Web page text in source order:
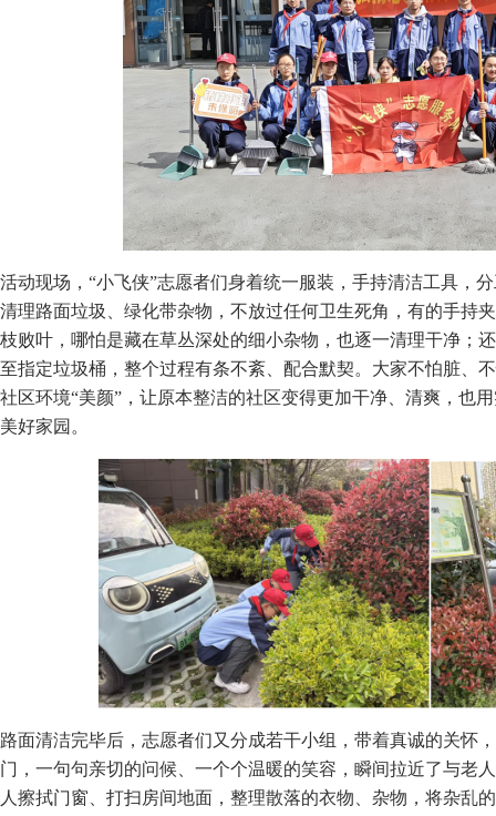
活动现场，“小飞侠”志愿者们身着统一服装，手持清洁工具，
清理路面垃圾、绿化带杂物，不放过任何卫生死角，有的手持
枝败叶，哪怕是藏在草丛深处的细小杂物，也逐一清理干净；
至指定垃圾桶，整个过程有条不紊、配合默契。大家不怕脏、
社区环境“美颜”，让原本整洁的社区变得更加干净、清爽，也
美好家园。
路面清洁完毕后，志愿者们又分成若干小组，带着真诚的关怀
门，一句句亲切的问候、一个个温暖的笑容，瞬间拉近了与老
人擦拭门窗、打扫房间地面，整理散落的衣物、杂物，将杂乱